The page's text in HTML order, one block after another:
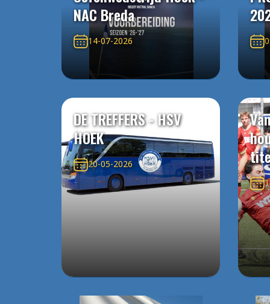
NAC Breda
14-07-2026
DE TREFFERS - HSV
HOEK
20-05-2026